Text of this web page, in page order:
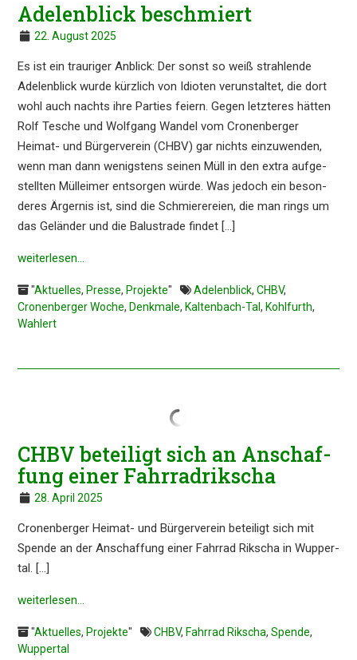
Adelen­blick beschmiert
22. August 2025
Es ist ein trauri­ger Anblick: Der sonst so weiß strah­len­de
Adelen­blick wurde kürzlich von Idioten verun­stal­tet, die dort
wohl auch nachts ihre Parties feiern. Gegen letzte­res hätten
Rolf Tesche und Wolfgang Wandel vom Cronen­ber­ger
Heimat- und Bürger­ver­ein (CHBV) gar nichts einzu­wen­den,
wenn man dann wenigs­tens seinen Müll in den extra aufge­
stell­ten Müllei­mer entsor­gen würde. Was jedoch ein beson­
de­res Ärger­nis ist, sind die Schmie­re­rei­en, die man rings um
das Gelän­der und die Balus­tra­de findet […]
weiter­le­sen…
"Aktuelles, Presse, Projekte" Adelenblick, CHBV,
Cronenberger Woche, Denkmale, Kaltenbach-Tal , Kohlfurth,
Wahlert
CHBV betei­ligt sich an Anschaf­
fung einer Fahrradrikscha
28. April 2025
Cronen­ber­ger Heimat- und Bürger­ver­ein betei­ligt sich mit
Spende an der Anschaf­fung einer Fahrrad Rikscha in Wupper­
tal. […]
weiter­le­sen…
"Aktuelles, Projekte" CHBV, Fahrrad Rikscha, Spende,
Wuppertal